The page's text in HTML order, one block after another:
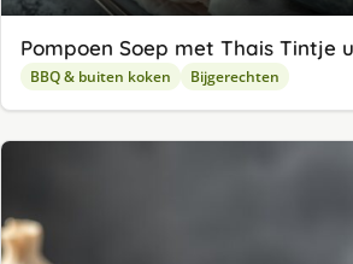
Pompoen Soep met Thais Tintje
BBQ & buiten koken Bijgerechten